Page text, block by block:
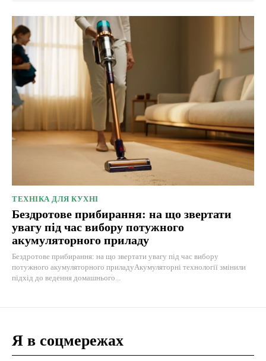
ТЕХНІКА ДЛЯ КУХНІ
Бездротове прибирання: на що звертати
увагу під час вибору потужного
акумуляторного приладу
Бездротове прибирання: на що звертати увагу під час вибору
потужного акумуляторного приладуАкумуляторні технології змінили
підхід до ведення домашнього...
Я в соцмережах